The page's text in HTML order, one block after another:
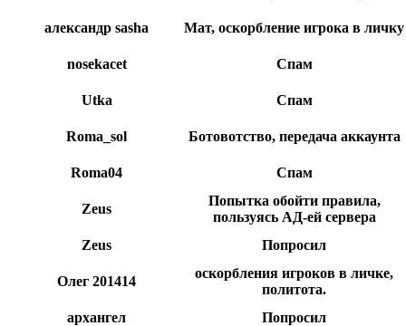
александр sasha Мат, оскорбление игрока в личку
nosekacet Спам
Utka Спам
Roma_sol Ботовотство, передача аккаунта
Roma04 Спам
Zeus
Попытка обойти правила,
пользуясь АД-ей сервера
Zeus
Попросил
Олег 201414
оскорбления игроков в личке,
политота.
архангел
Попросил